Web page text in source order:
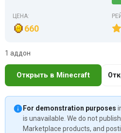
ЦЕНА:
660
1 аддон
Открыть в Minecraft
For demonstration purposes
is unavailable. We do not
Marketplace products, and